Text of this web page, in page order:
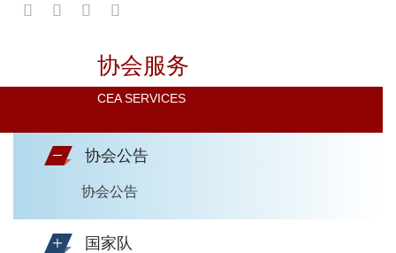
协会服务
CEA SERVICES
协会公告
协会公告
国家队